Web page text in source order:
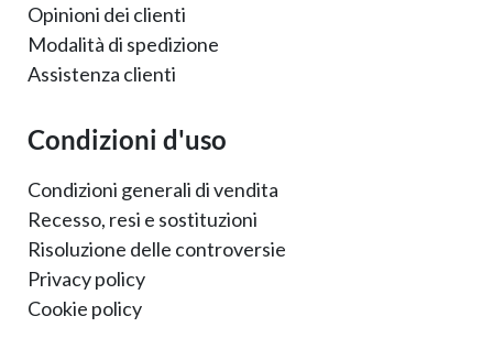
Opinioni dei clienti
Modalità di spedizione
Assistenza clienti
Condizioni d'uso
Condizioni generali di vendita
Recesso, resi e sostituzioni
Risoluzione delle controversie
Privacy policy
Cookie policy